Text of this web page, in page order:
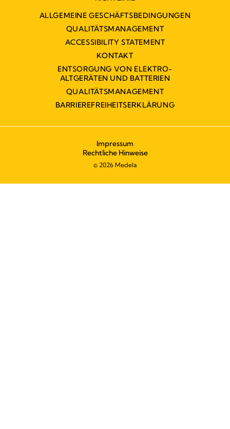
ALLGEMEINE GESCHÄFTSBEDINGUNGEN
QUALITÄTSMANAGEMENT
ACCESSIBILITY STATEMENT
KONTAKT
ENTSORGUNG VON ELEKTRO-
ALTGERÄTEN UND BATTERIEN
QUALITÄTSMANAGEMENT
BARRIEREFREIHEITSERKLÄRUNG
Impressum
Rechtliche Hinweise
© 2026 Medela